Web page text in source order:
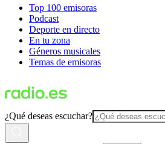
Top 100 emisoras
Podcast
Deporte en directo
En tu zona
Géneros musicales
Temas de emisoras
¿Qué deseas escuchar?